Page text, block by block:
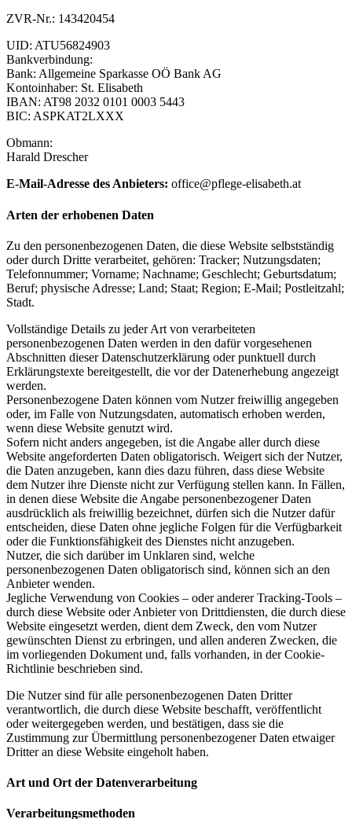
ZVR-Nr.: 143420454
UID: ATU56824903
Bankverbindung:
Bank: Allgemeine Sparkasse OÖ Bank AG
Kontoinhaber: St. Elisabeth
IBAN: AT98 2032 0101 0003 5443
BIC: ASPKAT2LXXX
Obmann:
Harald Drescher
E-Mail-Adresse des Anbieters: office@pflege-elisabeth.at
Arten der erhobenen Daten
Zu den personenbezogenen Daten, die diese Website selbstständig
oder durch Dritte verarbeitet, gehören: Tracker; Nutzungsdaten;
Telefonnummer; Vorname; Nachname; Geschlecht; Geburtsdatum;
Beruf; physische Adresse; Land; Staat; Region; E-Mail; Postleitzahl;
Stadt.
Vollständige Details zu jeder Art von verarbeiteten
personenbezogenen Daten werden in den dafür vorgesehenen
Abschnitten dieser Datenschutzerklärung oder punktuell durch
Erklärungstexte bereitgestellt, die vor der Datenerhebung angezeigt
werden.
Personenbezogene Daten können vom Nutzer freiwillig angegeben
oder, im Falle von Nutzungsdaten, automatisch erhoben werden,
wenn diese Website genutzt wird.
Sofern nicht anders angegeben, ist die Angabe aller durch diese
Website angeforderten Daten obligatorisch. Weigert sich der Nutzer,
die Daten anzugeben, kann dies dazu führen, dass diese Website
dem Nutzer ihre Dienste nicht zur Verfügung stellen kann. In Fällen,
in denen diese Website die Angabe personenbezogener Daten
ausdrücklich als freiwillig bezeichnet, dürfen sich die Nutzer dafür
entscheiden, diese Daten ohne jegliche Folgen für die Verfügbarkeit
oder die Funktionsfähigkeit des Dienstes nicht anzugeben.
Nutzer, die sich darüber im Unklaren sind, welche
personenbezogenen Daten obligatorisch sind, können sich an den
Anbieter wenden.
Jegliche Verwendung von Cookies – oder anderer Tracking-Tools –
durch diese Website oder Anbieter von Drittdiensten, die durch diese
Website eingesetzt werden, dient dem Zweck, den vom Nutzer
gewünschten Dienst zu erbringen, und allen anderen Zwecken, die
im vorliegenden Dokument und, falls vorhanden, in der Cookie-
Richtlinie beschrieben sind.
Die Nutzer sind für alle personenbezogenen Daten Dritter
verantwortlich, die durch diese Website beschafft, veröffentlicht
oder weitergegeben werden, und bestätigen, dass sie die
Zustimmung zur Übermittlung personenbezogener Daten etwaiger
Dritter an diese Website eingeholt haben.
Art und Ort der Datenverarbeitung
Verarbeitungsmethoden